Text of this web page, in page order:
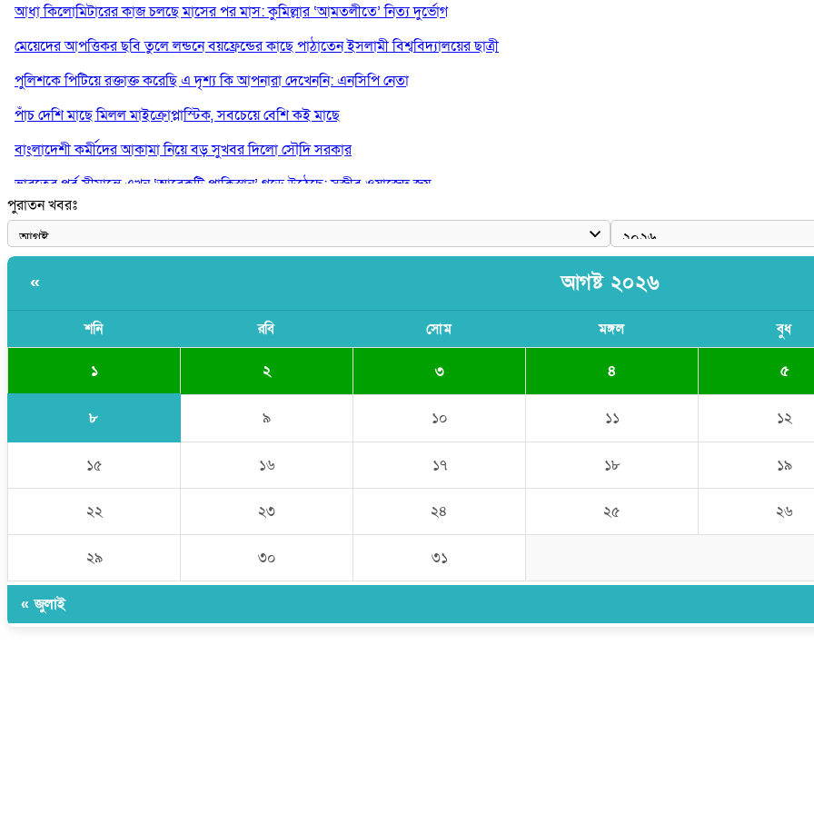
আধা কিলোমিটারের কাজ চলছে মাসের পর মাস: কুমিল্লার ‘আমতলীতে’ নিত্য দুর্ভোগ
মেয়েদের আপত্তিকর ছবি তুলে লন্ডনে বয়ফ্রেন্ডের কাছে পাঠাতেন ইসলামী বিশ্ববিদ্যালয়ের ছাত্রী
পুলিশকে পিটিয়ে রক্তাক্ত করেছি এ দৃশ্য কি আপনারা দেখেননি: এনসিপি নেতা
পাঁচ দেশি মাছে মিলল মাইক্রোপ্লাস্টিক, সবচেয়ে বেশি কই মাছে
বাংলাদেশী কর্মীদের আকামা নিয়ে বড় সুখবর দিলো সৌদি সরকার
ভারতের পূর্ব সীমান্তে এখন ‘আরেকটি পাকিস্তান’ গড়ে উঠেছে: সজীব ওয়াজেদ জয়
সাকিব আল হাসানের বাড়িতে আগুন, পেট্রলবোমা বিস্ফোরণ
পুরাতন খবরঃ
« আগষ্ট ২০২৬
শনি রবি সোম মঙ্গল বুধ
১ ২ ৩ ৪ ৫
৮ ৯ ১০ ১১ ১২
১৫ ১৬ ১৭ ১৮ ১৯
২২ ২৩ ২৪ ২৫ ২৬
২৯ ৩০ ৩১
« জুলাই